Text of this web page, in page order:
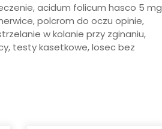
acidum folicum hasco 5 mg
polcrom do oczu opinie,
w kolanie przy zginaniu,
testy kasetkowe, losec bez